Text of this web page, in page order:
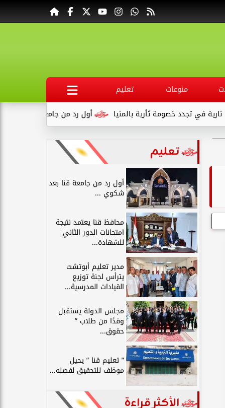
منوعات
تعليم
أول رد من جامعة قنا بعد شكوي طالب
خصومة ثأرية بالمنيا
تعليم
أول رد من جامعة قنا بعد
شكوي ...
محافظ قنا يعتمد نتيجة
امتحانات الدور الثاني
للشهادة...
مدير تعليم أبوتشت
يترأس لجنة توزيع
القيادات المدرسية...
مجلس الدولة يستقبل
وفدًا من طلاب ”
حقوق...
” تعليم قنا ” يحيل
موظف للتحقيق لفصله...
الأكثر قراءة